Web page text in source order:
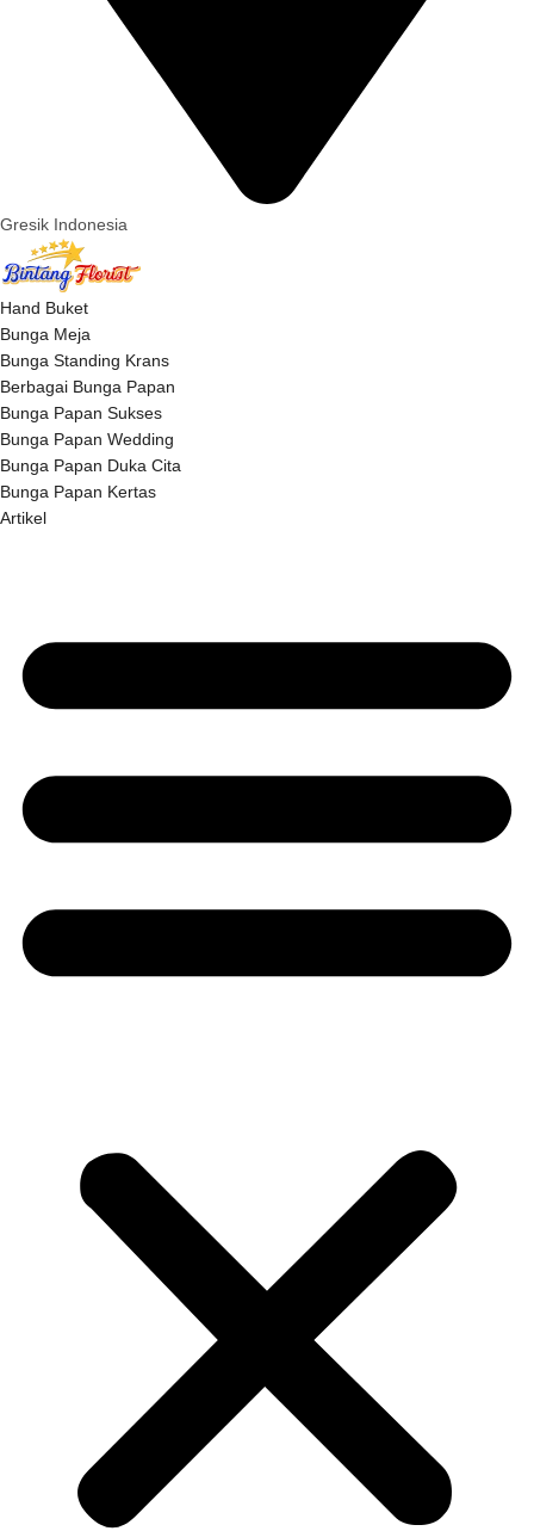
Gresik Indonesia
Hand Buket
Bunga Meja
Bunga Standing Krans
Berbagai Bunga Papan
Bunga Papan Sukses
Bunga Papan Wedding
Bunga Papan Duka Cita
Bunga Papan Kertas
Artikel